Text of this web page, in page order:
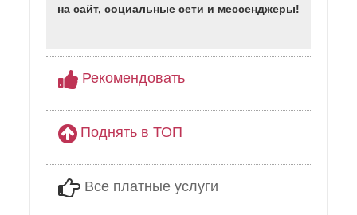
на сайт, социальные сети и мессенджеры!
Рекомендовать
Поднять в ТОП
Все платные услуги